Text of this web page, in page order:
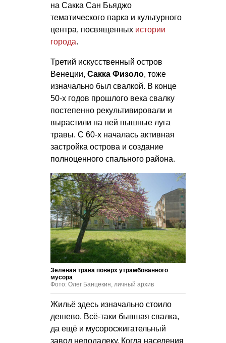
на Сакка Сан Бьяджо
тематического парка и культурного
центра, посвященных истории
города.
Третий искусственный остров
Венеции, Сакка Физоло, тоже
изначально был свалкой. В конце
50-х годов прошлого века свалку
постепенно рекультивировали и
вырастили на ней пышные луга
травы. С 60-х началась активная
застройка острова и создание
полноценного спального района.
Зеленая трава поверх утрамбованного
мусора
Фото: Олег Банцекин, личный архив
Жильё здесь изначально стоило
дешево. Всё-таки бывшая свалка,
да ещё и мусоросжигательный
завод неподалеку. Когда населения